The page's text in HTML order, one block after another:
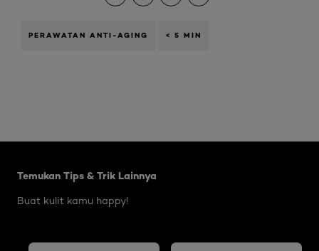
PERAWATAN ANTI-AGING < 5 MIN
Temukan Tips & Trik Lainnya
Buat kulit kamu happy!